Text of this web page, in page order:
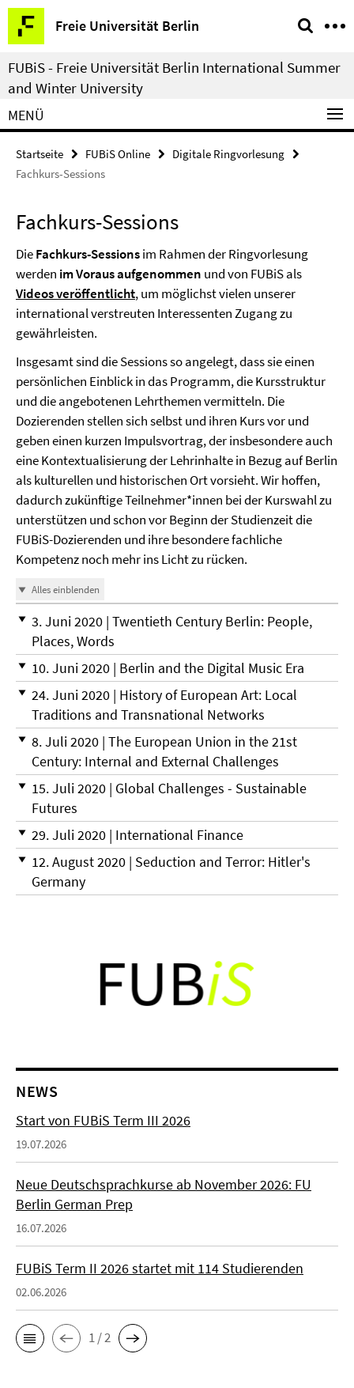
Springe
direkt
zu
Inhalt
Freie Universität Berlin
Service-
Navigation
FUBiS - Freie Universität Berlin International Summer
and Winter University
MENÜ
Startseite FUBiS Online
Digitale Ringvorlesung
Fachkurs-Sessions
Fachkurs-Sessions
DieFachkurs-Sessionsim Rahmen der Ringvorlesung
werden im Voraus aufgenommen und von FUBiS als
Videosveröffentlicht, um möglichst vielen unserer
international verstreuten Interessenten Zugang zu
gewährleisten.
Insgesamt sind die Sessions so angelegt, dass sie einen
persönlichen Einblick in das Programm, die Kursstruktur
und die angebotenen Lehrthemen vermitteln. Die
Dozierenden stellen sich selbst und ihren Kurs vor und
geben einen kurzen Impulsvortrag, der insbesondere auch
eine Kontextualisierung der Lehrinhalte in Bezug auf Berlin
als kulturellen und historischen Ort vorsieht. Wir hoffen,
dadurch zukünftige Teilnehmer*innen bei der Kurswahl zu
unterstützen und schon vor Beginn der Studienzeit die
FUBiS-Dozierenden und ihre besondere fachliche
Kompetenz noch mehr ins Licht zu rücken.
Alles einblenden
3. Juni 2020 | Twentieth Century Berlin: People,
Places, Words
10. Juni 2020 | Berlin and the Digital Music Era
24. Juni 2020 | History of European Art: Local
Traditions and Transnational Networks
8. Juli 2020 | The European Union in the 21st
Century: Internal and External Challenges
15. Juli 2020 | Global Challenges - Sustainable
Futures
29. Juli 2020 | International Finance
12. August 2020 | Seduction and Terror: Hitler's
Germany
NEWS
Start von FUBiS Term III 2026
19.07.2026
Neue Deutschsprachkurse ab November 2026: FU
Berlin German Prep
16.07.2026
FUBiS Term II 2026 startet mit 114 Studierenden
02.06.2026
1 / 2